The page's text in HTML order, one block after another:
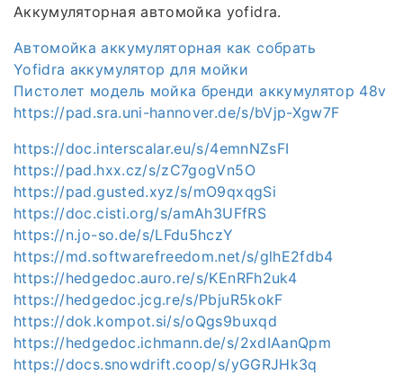
Аккумуляторная автомойка yofidra.
Автомойка аккумуляторная как собрать
Yofidra аккумулятор для мойки
Пистолет модель мойка бренди аккумулятор 48v
https://pad.sra.uni-hannover.de/s/bVjp-Xgw7F
https://doc.interscalar.eu/s/4emnNZsFI
https://pad.hxx.cz/s/zC7gogVn5O
https://pad.gusted.xyz/s/mO9qxqgSi
https://doc.cisti.org/s/amAh3UFfRS
https://n.jo-so.de/s/LFdu5hczY
https://md.softwarefreedom.net/s/glhE2fdb4
https://hedgedoc.auro.re/s/KEnRFh2uk4
https://hedgedoc.jcg.re/s/PbjuR5kokF
https://dok.kompot.si/s/oQgs9buxqd
https://hedgedoc.ichmann.de/s/2xdIAanQpm
https://docs.snowdrift.coop/s/yGGRJHk3q